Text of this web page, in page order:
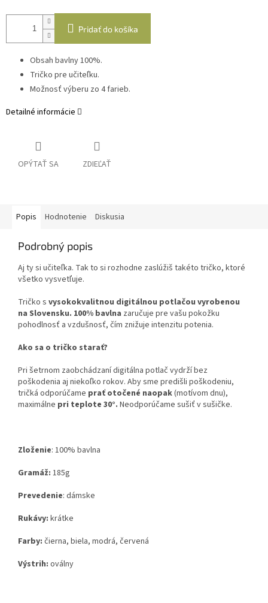
Pridať do košíka
Obsah bavlny 100%.
Tričko pre učiteľku.
Možnosť výberu zo 4 farieb.
Detailné informácie
OPÝTAŤ SA ZDIEĽAŤ
Popis Hodnotenie Diskusia
Podrobný popis
Aj ty si učiteľka. Tak to si rozhodne zaslúžiš takéto tričko, ktoré
všetko vysvetľuje.
Tričko s vysokokvalitnou digitálnou potlačou vyrobenou
na Slovensku. 100% bavlna zaručuje pre vašu pokožku
pohodlnosť a vzdušnosť, čím znižuje intenzitu potenia.
Ako sa o tričko starať?
Pri šetrnom zaobchádzaní digitálna potlač vydrží bez
poškodenia aj niekoľko rokov. Aby sme predišli poškodeniu,
tričká odporúčame prať otočené naopak(motívom dnu),
maximálne pri teplote 30°. Neodporúčame sušiť v sušičke.
Zloženie: 100% bavlna
Gramáž: 185g
Prevedenie: dámske
Rukávy: krátke
Farby: čierna, biela, modrá, červená
Výstrih: oválny